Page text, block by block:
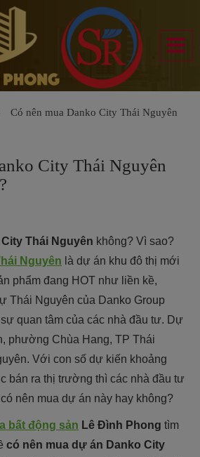
Có nên mua Danko City Thái Nguyên
City Thái Nguyên
Thái Nguyên không? Vì sao?
Nguyên là dự án khu đô thị mới
phẩm đang HOT như liền kề,
Thái Nguyên của Danko Group
quan tâm của các nhà đầu tư. Dự
phường Chùa Hang, TP Thái
Với con số dự kiến khoảng
bán ra thị trường thì các nhà đầu tư
nên mua dự án này hay không?
bất động sản Lê Đình Phong tìm
có nên mua dự án Danko City